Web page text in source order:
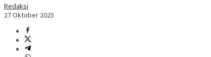
Redaksi
27 Oktober 2025